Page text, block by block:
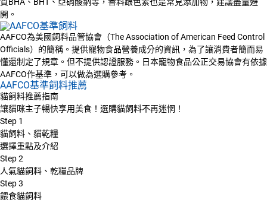
質BHA、BHT、亞硝酸鈉等，香料跟色素也是常見添加物，建議盡量避
開。
AAFCO為美國飼料品管協會（The Association of American Feed Control
Officials）的簡稱。提供寵物食品營養成分的資訊，為了讓消費者簡而易
懂還制定了規章。但不提供認證服務。日本寵物食品公正交易協會有依據
AAFCO作基準，可以做為選購參考。
AAFCO基準飼料推薦
貓飼料推薦指南
讓貓咪主子暢快享用美食！選購貓飼料不再迷惘！
Step 1
貓飼料、貓乾糧
選擇重點及介紹
Step2
人氣貓飼料、乾糧品牌
Step3
餵食貓飼料